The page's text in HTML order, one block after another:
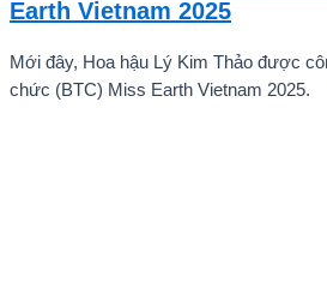
Earth Vietnam 2025
Mới đây, Hoa hậu Lý Kim Thảo được
chức (BTC) Miss Earth Vietnam 2025.